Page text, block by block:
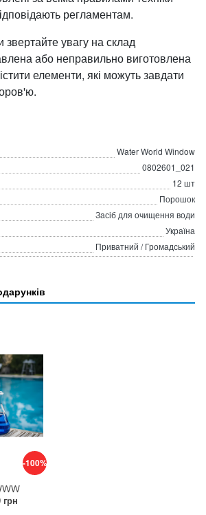
регламентам.
увагу на склад
або неправильно виготовлена
елементи, які можуть завдати
Water World Window
0802601_021
12 шт
Порошок
Засіб для очищення води
Україна
Приватний / Громадський
-100%
грн